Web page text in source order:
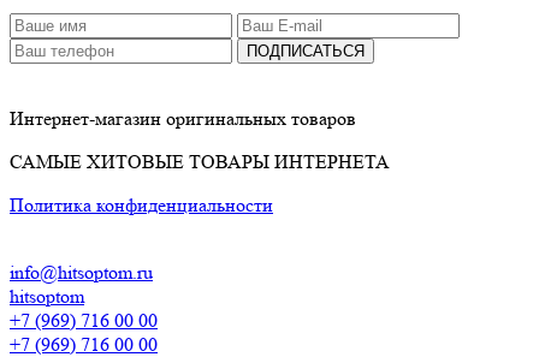
ПОДПИСАТЬСЯ
Интернет-магазин оригинальных товаров
САМЫЕ ХИТОВЫЕ ТОВАРЫ ИНТЕРНЕТА
Политика конфиденциальности
info@hitsoptom.ru
hitsoptom
+7 (969) 716 00 00
+7 (969) 716 00 00